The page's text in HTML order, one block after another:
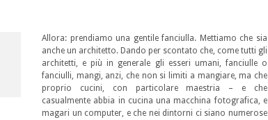
Allora: prendiamo una gentile fanciulla. Mettiamo che sia
anche un architetto. Dando per scontato che, come tutti gli
architetti, e più in generale gli esseri umani, fanciulle o
fanciulli, mangi, anzi, che non si limiti a mangiare, ma che
proprio cucini, con particolare maestria – e che
casualmente abbia in cucina una macchina fotografica, e
magari un computer, e che nei dintorni ci siano numerose